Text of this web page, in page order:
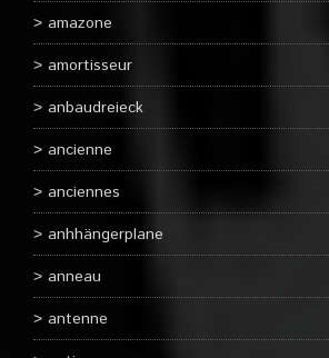
amazone
amortisseur
anbaudreieck
ancienne
anciennes
anhhängerplane
anneau
antenne